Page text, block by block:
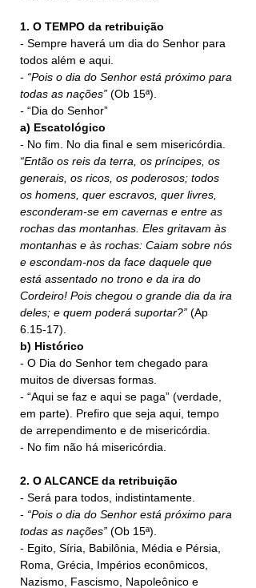
1. O TEMPO da retribuição
- Sempre haverá um dia do Senhor para
todos além e aqui.
- “Pois o dia do Senhor está próximo para
todas as nações” (Ob 15ª).
- “Dia do Senhor”
a) Escatológico
- No fim. No dia final e sem misericórdia.
“Então os reis da terra, os príncipes, os
generais, os ricos, os poderosos; todos
os homens, quer escravos, quer livres,
esconderam-se em cavernas e entre as
rochas das montanhas. Eles gritavam às
montanhas e às rochas: Caiam sobre nós
e escondam-nos da face daquele que
está assentado no trono e da ira do
Cordeiro! Pois chegou o grande dia da ira
deles; e quem poderá suportar?” (Ap
6.15-17).
b) Histórico
- O Dia do Senhor tem chegado para
muitos de diversas formas.
- “Aqui se faz e aqui se paga” (verdade,
em parte). Prefiro que seja aqui, tempo
de arrependimento e de misericórdia.
- No fim não há misericórdia.
2. O ALCANCE da retribuição
- Será para todos, indistintamente.
- “Pois o dia do Senhor está próximo para
todas as nações” (Ob 15ª).
- Egito, Síria, Babilônia, Média e Pérsia,
Roma, Grécia, Impérios econômicos,
Nazismo, Fascismo, Napoleônico e